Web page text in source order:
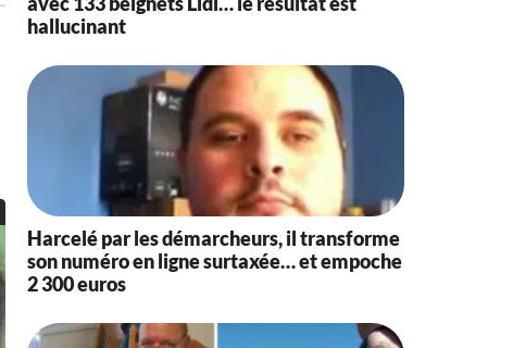
hallucinant
Harcelé par les démarcheurs, il transforme
son numéro en ligne surtaxée… et empoche
2 300 euros